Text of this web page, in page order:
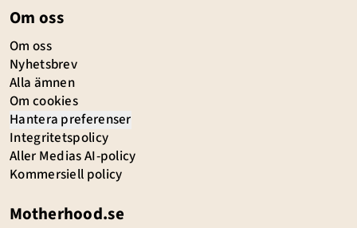
Om oss
Om oss
Nyhetsbrev
Alla ämnen
Om cookies
Hantera preferenser
Integritetspolicy
Aller Medias AI-policy
Kommersiell policy
Motherhood.se